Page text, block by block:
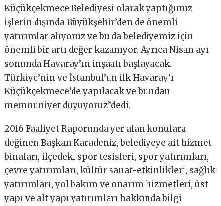
Küçükçekmece Belediyesi olarak yaptığımız
işlerin dışında Büyükşehir’den de önemli
yatırımlar alıyoruz ve bu da belediyemiz için
önemli bir artı değer kazanıyor. Ayrıca Nisan ayı
sonunda Havaray’ın inşaatı başlayacak.
Türkiye’nin ve İstanbul’un ilk Havaray’ı
Küçükçekmece’de yapılacak ve bundan
memnuniyet duyuyoruz”dedi.
2016 Faaliyet Raporunda yer alan konulara
değinen Başkan Karadeniz, belediyeye ait hizmet
binaları, ilçedeki spor tesisleri, spor yatırımları,
çevre yatırımları, kültür sanat-etkinlikleri, sağlık
yatırımları, yol bakım ve onarım hizmetleri, üst
yapı ve alt yapı yatırımları hakkında bilgi